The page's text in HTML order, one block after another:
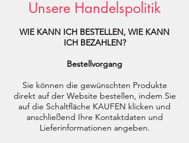
Unsere Handelspolitik
WIE KANN ICH BESTELLEN, WIE KANN
ICH BEZAHLEN?
Bestellvorgang
Sie können die gewünschten Produkte
direkt auf der Website bestellen, indem Sie
auf die Schaltfläche KAUFEN klicken und
anschließend Ihre Kontaktdaten und
Lieferinformationen angeben.